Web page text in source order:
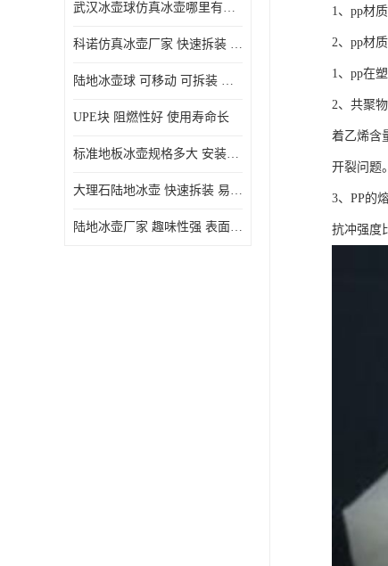
武汉冰壶球仿真冰壶哪里有卖 趣味性强 体积小 重量轻
科诺仿真冰壶厂家 快速拆装 不受季节影响
陆地冰壶球 可移动 可拆装 表面具有自润滑功能
UPE块 阻燃性好 使用寿命长
标准地板冰壶规格多大 安装简单 方便携带和存储
大理石陆地冰壶 快速拆装 易于学习和掌握
陆地冰壶厂家 趣味性强 表面具有自润滑功能
1、pp材
2、pp材
1、pp在
2、共聚
着乙烯含
开裂问题。
3、PP的
抗冲强度